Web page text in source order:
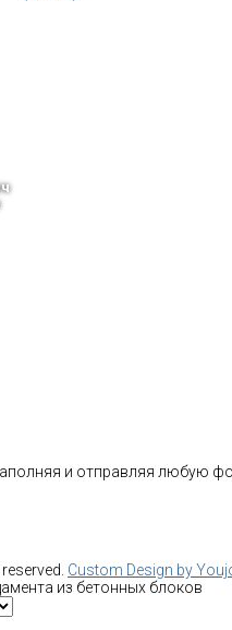
и отправляя любую
Custom Design by
из бетонных блоков